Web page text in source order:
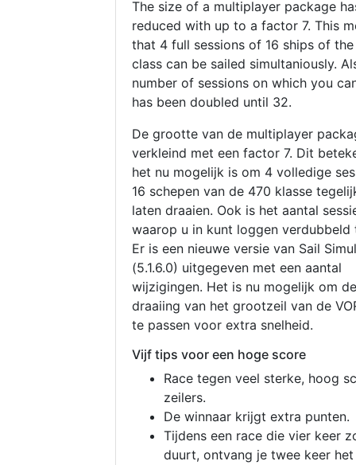
The size of a multiplayer package
reduced with up to a factor 7. This
that 4 full sessions of 16 ships of
class can be sailed simultaniously.
number of sessions on which you
has been doubled until 32.
De grootte van de multiplayer
verkleind met een factor 7. Dit
het nu mogelijk is om 4 volledige
16 schepen van de 470 klasse
laten draaien. Ook is het aantal
waarop u in kunt loggen verdubbeld
Er is een nieuwe versie van Sail
(5.1.6.0) uitgegeven met een aantal
wijzigingen. Het is nu mogelijk om de
draaiing van het grootzeil van de
te passen voor extra snelheid.
Vijf tips voor een hoge score
Race tegen veel sterke, hoog
zeilers.
De winnaar krijgt extra punten.
Tijdens een race die vier keer
duurt, ontvang je twee keer